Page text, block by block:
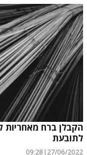
הקבלן ברח מאחריות
לתובעת
27/06/2022
|
09:28